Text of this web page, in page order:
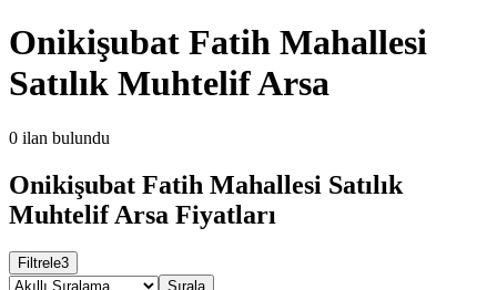
Onikişubat Fatih Mahallesi
Satılık Muhtelif Arsa
0 ilan bulundu
Onikişubat Fatih Mahallesi Satılık
Muhtelif Arsa Fiyatları
Filtrele3
Sırala